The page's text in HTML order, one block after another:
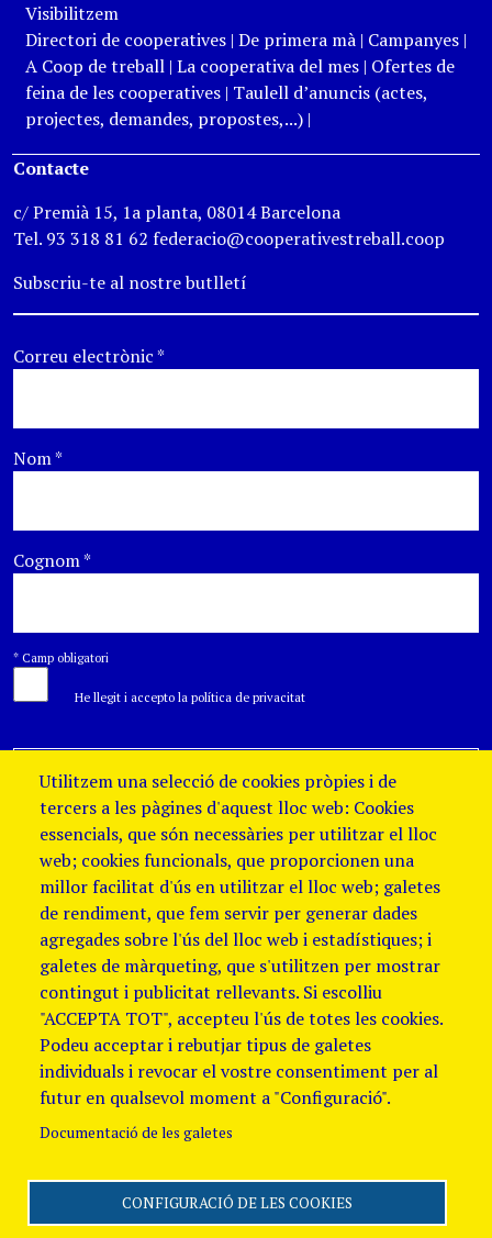
Visibilitzem
Directori de cooperatives| De primera mà| Campanyes|
A Coop de treball| La cooperativa del mes| Ofertes de
feina de les cooperatives| Taulell d’anuncis (actes,
projectes, demandes, propostes,...)|
Contacte
c/ Premià 15, 1a planta, 08014 Barcelona
Tel. 93 318 81 62 federacio@cooperativestreball.coop
Subscriu-te al nostre butlletí
Correu electrònic*
Nom*
Cognom*
* Camp obligatori
He llegit i accepto la política de privacitat
Utilitzem una selecció de cookies pròpies i de
tercers a les pàgines d'aquest lloc web: Cookies
essencials, que són necessàries per utilitzar el lloc
web; cookies funcionals, que proporcionen una
millor facilitat d'ús en utilitzar el lloc web; galetes
de rendiment, que fem servir per generar dades
agregades sobre l'ús del lloc web i estadístiques; i
galetes de màrqueting, que s'utilitzen per mostrar
contingut i publicitat rellevants. Si escolliu
"ACCEPTA TOT", accepteu l'ús de totes les cookies.
Podeu acceptar i rebutjar tipus de galetes
individuals i revocar el vostre consentiment per al
futur en qualsevol moment a "Configuració".
Documentació de les galetes
CONFIGURACIÓ DE LES COOKIES